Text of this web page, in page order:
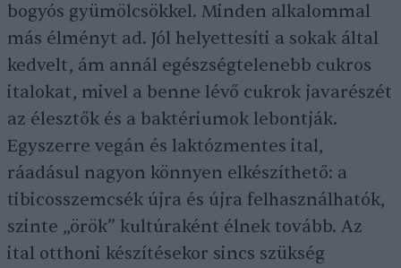
bogyós gyümölcsökkel. Minden alkalommal
más élményt ad. Jól helyettesíti a sokak által
kedvelt, ám annál egészségtelenebb cukros
italokat, mivel a benne lévő cukrok javarészét
az élesztők és a baktériumok lebontják.
Egyszerre vegán és laktózmentes ital,
ráadásul nagyon könnyen elkészíthető: a
tibicosszemcsék újra és újra felhasználhatók,
szinte „örök” kultúraként élnek tovább. Az
ital otthoni készítésekor sincs szükség